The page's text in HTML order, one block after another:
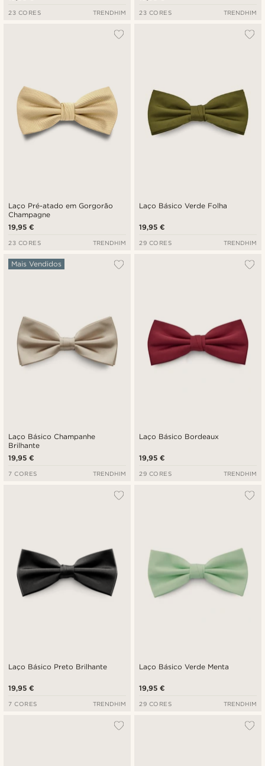
23 CORES TRENDHIM 23 CORES TRENDHIM
Laço Pré-atado em Gorgorão
Champagne
19,95 €
23 CORES TRENDHIM
Laço Básico Verde Folha
19,95 €
29 CORES TRENDHIM
Laço Básico Champanhe
Brilhante
Mais Vendidos
19,95 €
7 CORES TRENDHIM
Laço Básico Bordeaux
19,95 €
29 CORES TRENDHIM
Laço Básico Preto Brilhante
19,95 €
7 CORES TRENDHIM
Laço Básico Verde Menta
19,95 €
29 CORES TRENDHIM